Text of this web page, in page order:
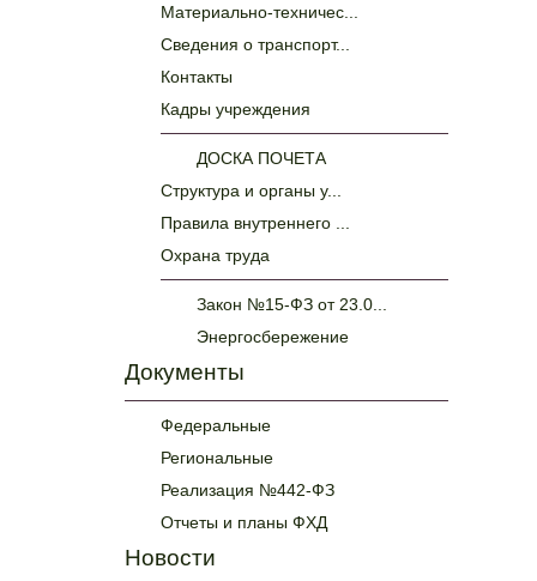
Материально-техничес...
Сведения о транспорт...
Контакты
Кадры учреждения
ДОСКА ПОЧЕТА
Структура и органы у...
Правила внутреннего ...
Охрана труда
Закон №15-ФЗ от 23.0...
Энергосбережение
Документы
Федеральные
Региональные
Реализация №442-ФЗ
Отчеты и планы ФХД
Новости